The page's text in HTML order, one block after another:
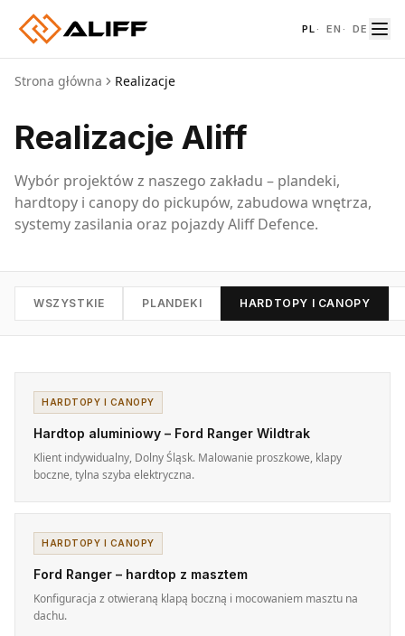
PL · EN · DE
Strona główna Realizacje
Realizacje Aliff
Wybór projektów z naszego zakładu – plandeki,
hardtopy i canopy do pickupów, zabudowa wnętrza,
systemy zasilania oraz pojazdy Aliff Defence.
WSZYSTKIE PLANDEKI HARDTOPY I CANOPY
HARDTOPY I CANOPY
Hardtop aluminiowy – Ford Ranger Wildtrak
Klient indywidualny, Dolny Śląsk. Malowanie proszkowe, klapy
boczne, tylna szyba elektryczna.
HARDTOPY I CANOPY
Ford Ranger – hardtop z masztem
Konfiguracja z otwieraną klapą boczną i mocowaniem masztu na
dachu.